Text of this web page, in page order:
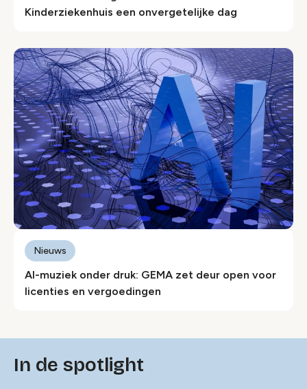
Kinderziekenhuis een onvergetelijke dag
AI-muziek onder druk: GEMA zet deur open voor
licenties en vergoedingen
Nieuws
In de spotlight